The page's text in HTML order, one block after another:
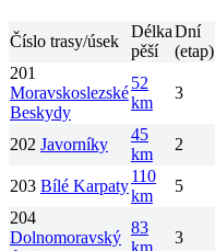
Číslo trasy/úsek
Délka
pěší
Dní
(etap)
201
Moravskoslezské
Beskydy
52
km
3
202 Javorníky
45
km
2
203 Bílé Karpaty
110
km
5
204
Dolnomoravský
83
km
3